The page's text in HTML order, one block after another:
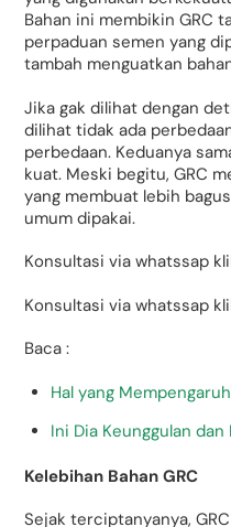
Bahan ini membikin GRC
perpaduan semen yang
tambah menguatkan
Jika gak dilihat dengan
dilihat tidak ada
perbedaan. Keduanya
kuat. Meski begitu, GRC
yang membuat lebih
umum dipakai.
Konsultasi via whatssap
Konsultasi via whatssap
Baca :
Hal yang
Ini Dia Keunggulan
Kelebihan Bahan GRC
Sejak terciptanyanya,